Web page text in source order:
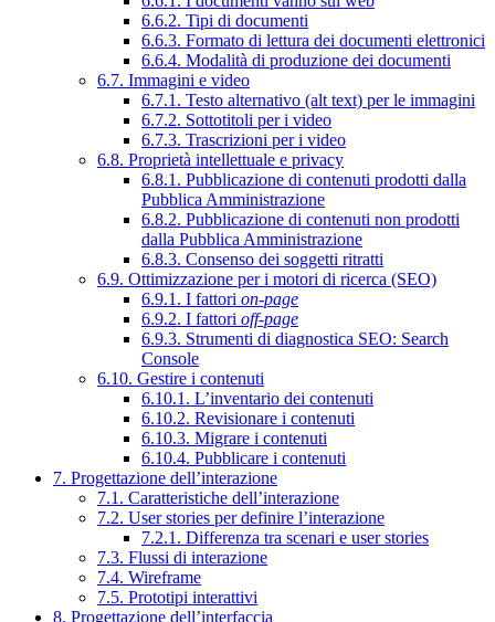
6.6.2. Tipi di documenti
6.6.3. Formato di lettura dei documenti elettronici
6.6.4. Modalità di produzione dei documenti
6.7. Immagini e video
6.7.1. Testo alternativo (alt text) per le immagini
6.7.2. Sottotitoli per i video
6.7.3. Trascrizioni per i video
6.8. Proprietà intellettuale e privacy
6.8.1. Pubblicazione di contenuti prodotti dalla
Pubblica Amministrazione
6.8.2. Pubblicazione di contenuti non prodotti
dalla Pubblica Amministrazione
6.8.3. Consenso dei soggetti ritratti
6.9. Ottimizzazione per i motori di ricerca (SEO)
6.9.1. I fattori on-page
6.9.2. I fattori off-page
6.9.3. Strumenti di diagnostica SEO: Search
Console
6.10. Gestire i contenuti
6.10.1. L’inventario dei contenuti
6.10.2. Revisionare i contenuti
6.10.3. Migrare i contenuti
6.10.4. Pubblicare i contenuti
7. Progettazione dell’interazione
7.1. Caratteristiche dell’interazione
7.2. User stories per definire l’interazione
7.2.1. Differenza tra scenari e user stories
7.3. Flussi di interazione
7.4. Wireframe
7.5. Prototipi interattivi
8. Progettazione dell’interfaccia